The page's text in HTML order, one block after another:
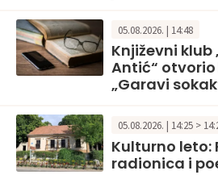
05.08.2026. | 14:48
Književni klub
Antić“ otvorio
„Garavi
05.08.2026. | 14:25 >
Kulturno leto:
radionica i